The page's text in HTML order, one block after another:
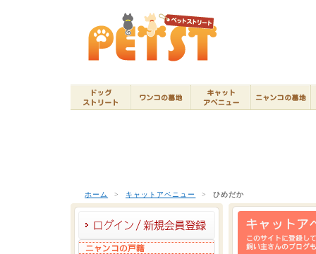
ホーム > キャットアベニュー > ひめだか